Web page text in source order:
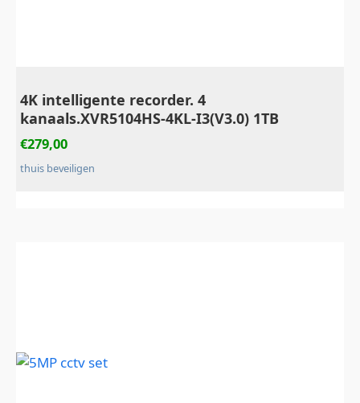
4K intelligente recorder. 4
kanaals.XVR5104HS-4KL-I3(V3.0) 1TB
€279,00
thuis beveiligen